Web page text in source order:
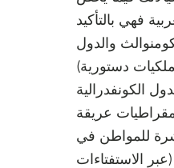
فهي بالتأكيد
والدول
ملكيات دستورية)
الكونفدرالية
عريقة
للمواطن في
الاستفتاءات